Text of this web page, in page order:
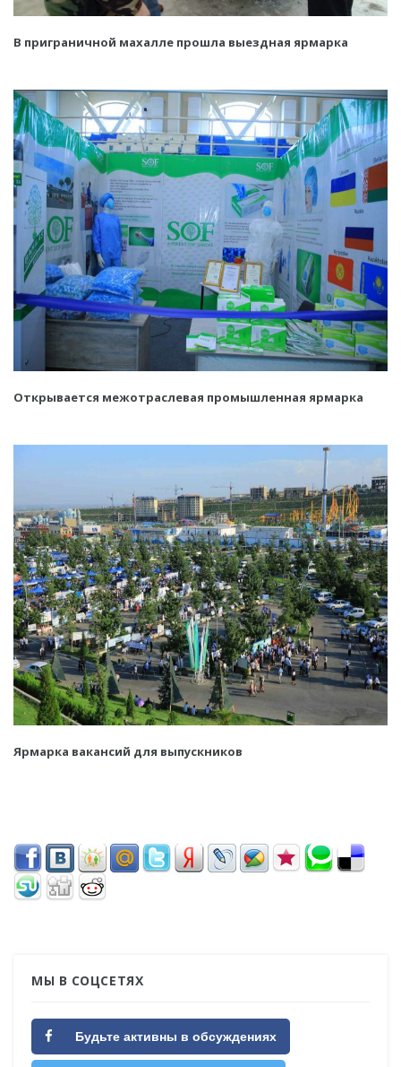
В приграничной махалле прошла выездная ярмарка
Открывается межотраслевая промышленная ярмарка
Ярмарка вакансий для выпускников
МЫ В СОЦСЕТЯХ
Будьте активны в обсуждениях